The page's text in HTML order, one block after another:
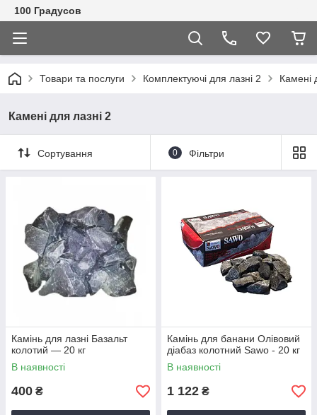
100 Градусов
Товари та послуги Комплектуючі для лазні 2 Камені
Камені для лазні 2
Сортування 0 Фільтри
Камінь для лазні Базальт
колотий — 20 кг
В наявності
400 ₴
Камінь для банани Олівовий
діабаз колотний Sawo - 20 кг
В наявності
1 122 ₴